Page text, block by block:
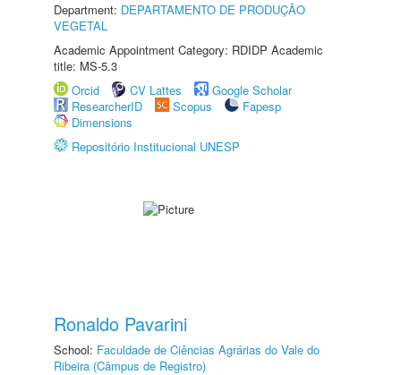
Department: DEPARTAMENTO DE PRODUÇÃO
VEGETAL
Academic Appointment Category: RDIDP Academic
title: MS-5.3
Orcid
CV Lattes
Google Scholar
ResearcherID
Scopus
Fapesp
Dimensions
Repositório Institucional UNESP
Ronaldo Pavarini
School: Faculdade de Ciências Agrárias do Vale do
Ribeira (Câmpus de Registro)